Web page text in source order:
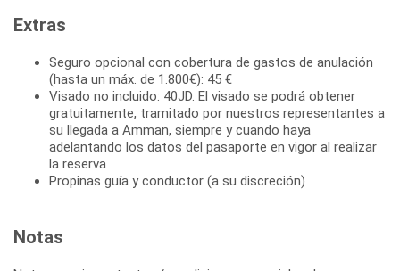
Extras
Seguro opcional con cobertura de gastos de anulación
(hasta un máx. de 1.800€): 45 €
Visado no incluido: 40JD. El visado se podrá obtener
gratuitamente, tramitado por nuestros representantes a
su llegada a Amman, siempre y cuando haya
adelantando los datos del pasaporte en vigor al realizar
la reserva
Propinas guía y conductor (a su discreción)
Notas